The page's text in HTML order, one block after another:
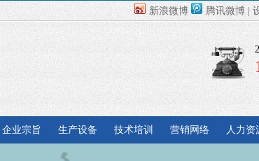
新浪微博 腾讯微博
企业宗旨 生产设备 技术培训 营销网络 人力资